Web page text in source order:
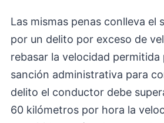
Las mismas penas conlleva el
por un delito por exceso de
rebasar la velocidad permitida
sanción administrativa para
delito el conductor debe
60 kilómetros por hora la